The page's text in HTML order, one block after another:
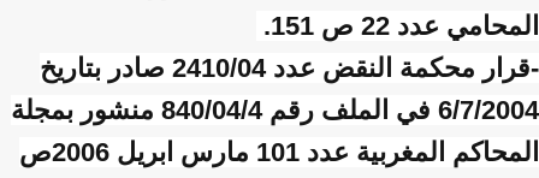
المحامي عدد 22 ص 151.
-قرار محكمة النقض عدد 2410/04 صادر بتاريخ
6/7/2004 في الملف رقم 840/04/4 منشور بمجلة
المحاكم المغربية عدد 101 مارس ابريل 2006ص